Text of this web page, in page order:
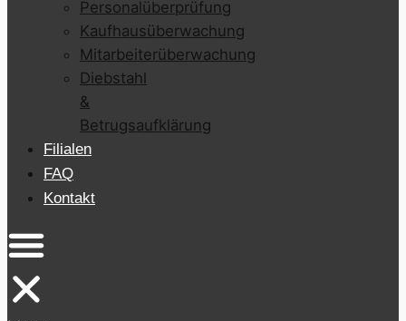
Personalüberprüfung
Kaufhausüberwachung
Mitarbeiterüberwachung
Diebstahl
&
Betrugsaufklärung
Filialen
FAQ
Kontakt